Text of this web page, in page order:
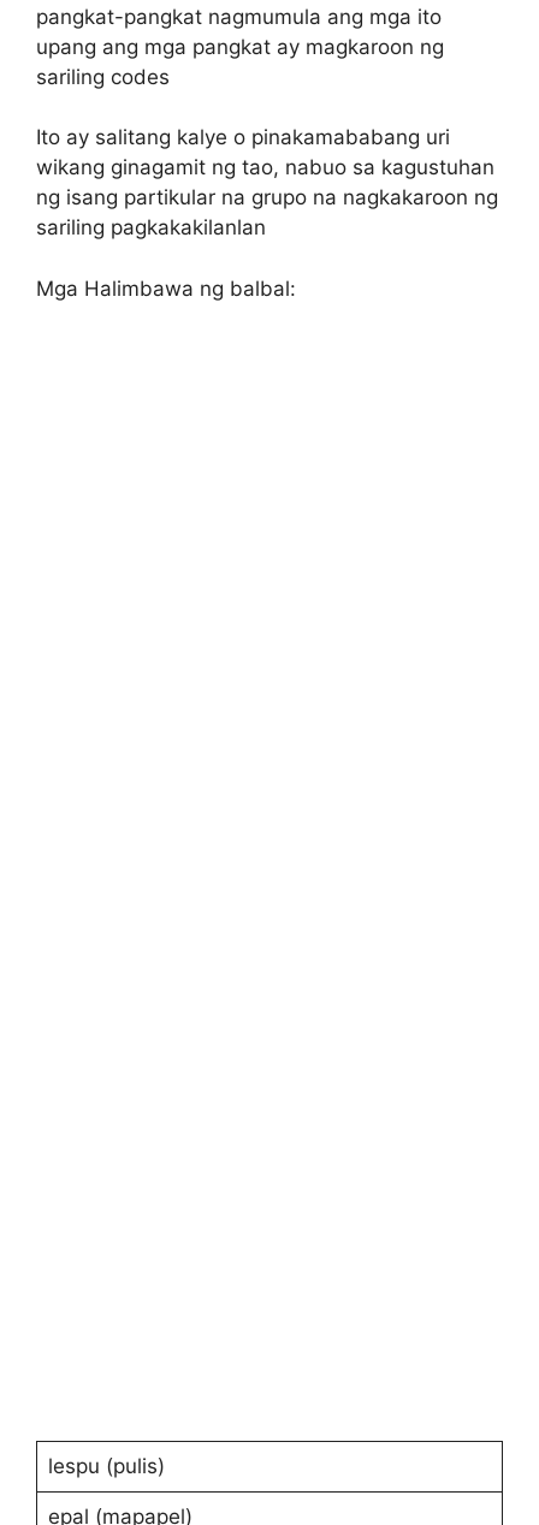
pangkat-pangkat nagmumula ang mga ito
upang ang mga pangkat ay magkaroon ng
sariling codes
Ito ay salitang kalye o pinakamababang uri
wikang ginagamit ng tao, nabuo sa kagustuhan
ng isang partikular na grupo na nagkakaroon ng
sariling pagkakakilanlan
Mga Halimbawa ng balbal:
lespu (pulis)
epal (mapapel)